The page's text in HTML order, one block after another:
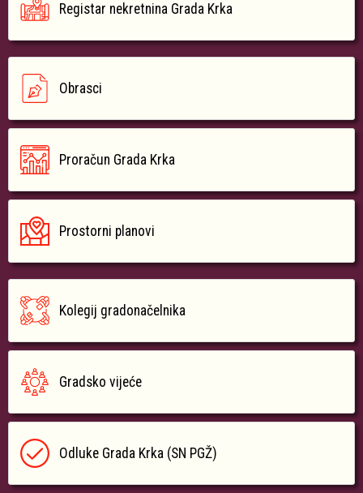
Registar nekretnina Grada Krka
Obrasci
Proračun Grada Krka
Prostorni planovi
Kolegij gradonačelnika
Gradsko vijeće
Odluke Grada Krka (SN PGŽ)